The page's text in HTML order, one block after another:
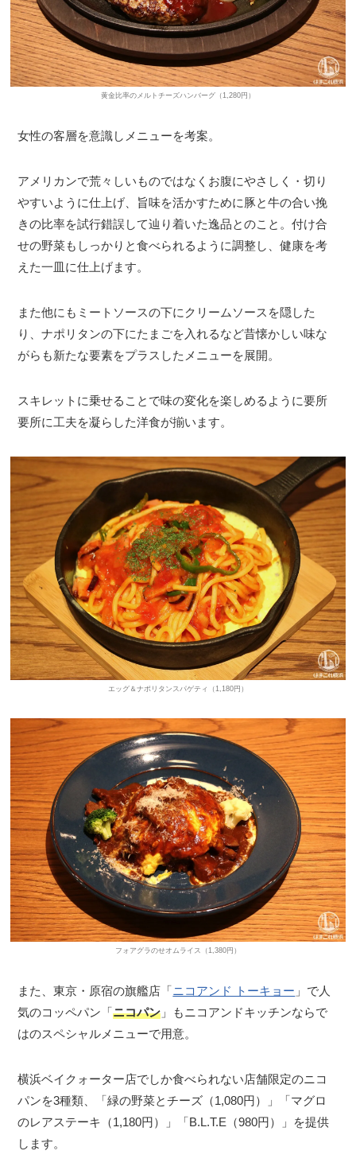
黄金比率のメルトチーズハンバーグ（1,280円）
女性の客層を意識しメニューを考案。
アメリカンで荒々しいものではなくお腹にやさしく・切り
やすいように仕上げ、旨味を活かすために豚と牛の合い挽
きの比率を試行錯誤して辿り着いた逸品とのこと。付け合
せの野菜もしっかりと食べられるように調整し、健康を考
えた一皿に仕上げます。
また他にもミートソースの下にクリームソースを隠した
り、ナポリタンの下にたまごを入れるなど昔懐かしい味な
がらも新たな要素をプラスしたメニューを展開。
スキレットに乗せることで味の変化を楽しめるように要所
要所に工夫を凝らした洋食が揃います。
エッグ＆ナポリタンスパゲティ（1,180円）
フォアグラのせオムライス（1,380円）
また、東京・原宿の旗艦店「ニコアンド トーキョー 」で人
気のコッペパン「ニコパン 」もニコアンドキッチンならで
はのスペシャルメニューで用意。
横浜ベイクォーター店でしか食べられない店舗限定のニコ
パンを3種類、「緑の野菜とチーズ（1,080円）」「マグロ
のレアステーキ（1,180円）」「B.L.T.E（980円）」を提供
します。